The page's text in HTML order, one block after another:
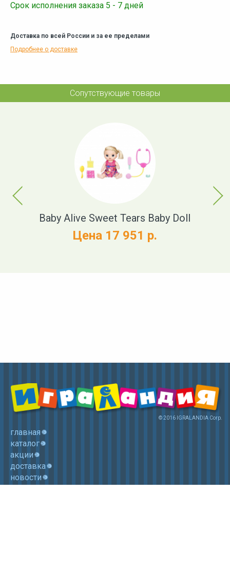
Срок исполнения заказа 5 - 7 дней
Доставка по всей России и за ее пределами
Подробнее о доставке
Сопутствующие товары
Previous
Baby Alive Sweet Tears Baby Doll
Цена 17 951 р.
Next
© 2016 IGRALANDIA Corp.
главная
каталог
акции
доставка
новости